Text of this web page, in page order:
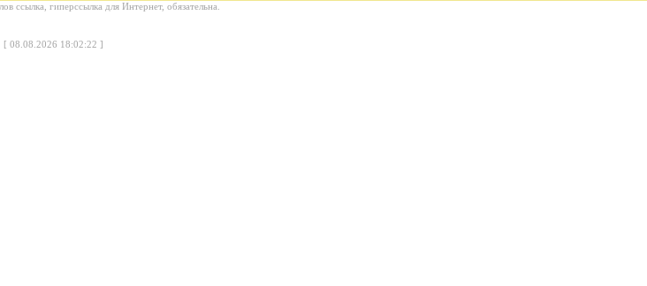
ссылка, гиперссылка для Интернет, обязательна.
[ 08.08.2026 18:02:22 ]